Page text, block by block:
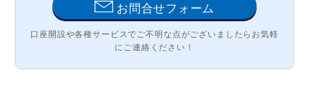
お問合せフォーム
口座開設や各種サービスでご不明な点がございましたらお気軽
にご連絡ください！